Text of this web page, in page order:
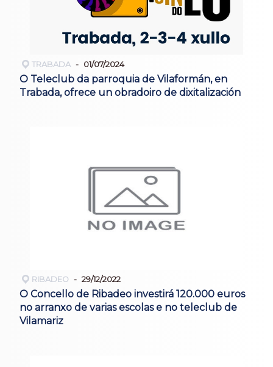
TRABADA 01/07/2024
O Teleclub da parroquia de Vilaformán, en
Trabada, ofrece un obradoiro de dixitalización
RIBADEO 29/12/2022
O Concello de Ribadeo investirá 120.000 euros
no arranxo de varias escolas e no teleclub de
Vilamariz